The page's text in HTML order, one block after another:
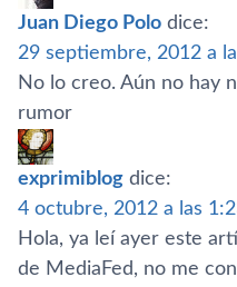
Juan Diego Polo dice:
29 septiembre, 2012 a
No lo creo. Aún no hay
rumor
exprimiblog dice:
4 octubre, 2012 a las
Hola, ya leí­ ayer este
de MediaFed, no me